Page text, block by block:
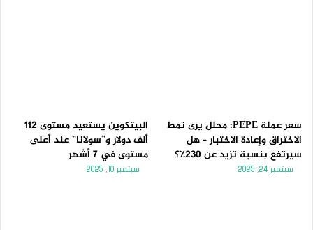
سعر عملة PEPE: محلل يرى نمط
الاختراق وإعادة الاختبار – هل
سيرتفع بنسبة تزيد عن 230٪؟
سبتمبر 24, 2025
البيتكوين يستعيد مستوى 112
ألف دولار و”سولانا” عند أعلى
مستوى في 7 أشهر
سبتمبر 10, 2025